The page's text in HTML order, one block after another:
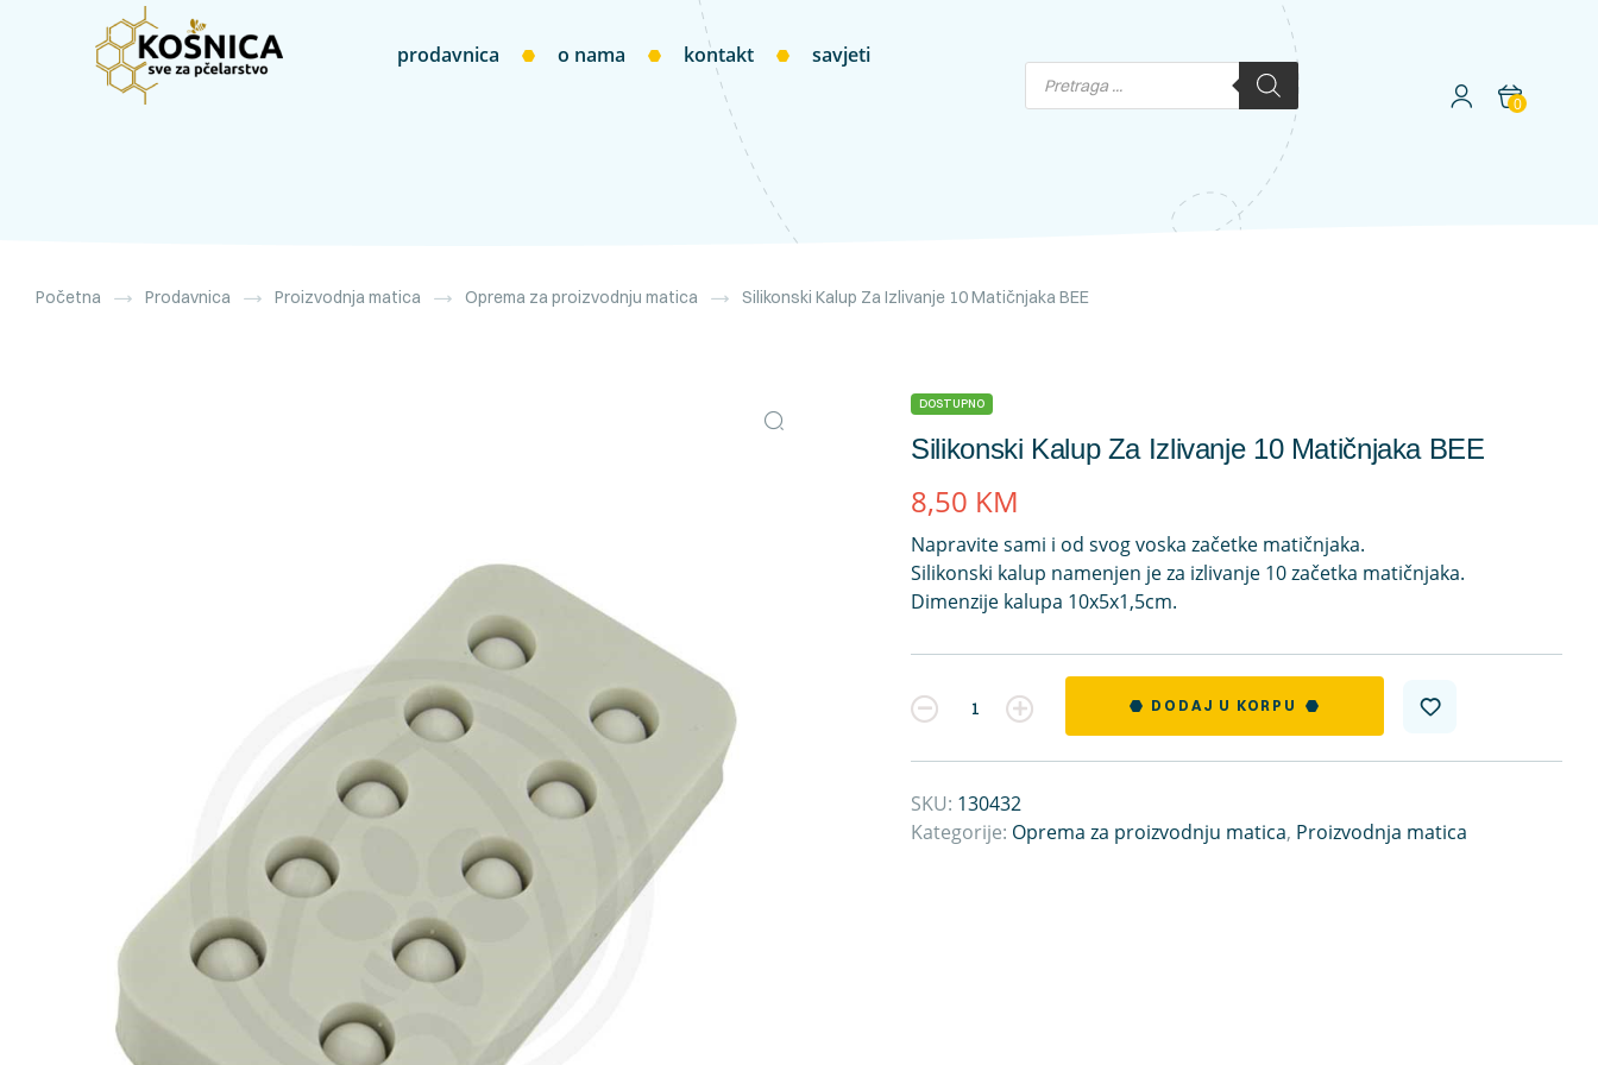
prodavnica o nama kontakt savjeti
0
Početna Prodavnica Proizvodnja matica Oprema za proizvodnju matica Silikonski Kalup Za Izlivanje 10 Matičnjaka BEE
DOSTUPNO
Silikonski Kalup Za Izlivanje 10 Matičnjaka BEE
8,50 KM
Napravite sami i od svog voska začetke matičnjaka.
Silikonski kalup namenjen je za izlivanje 10 začetka matičnjaka.
Dimenzije kalupa 10x5x1,5cm.
Kvantitet DODAJ U KORPU
SKU: 130432
Kategorije: Oprema za proizvodnju matica, Proizvodnja matica